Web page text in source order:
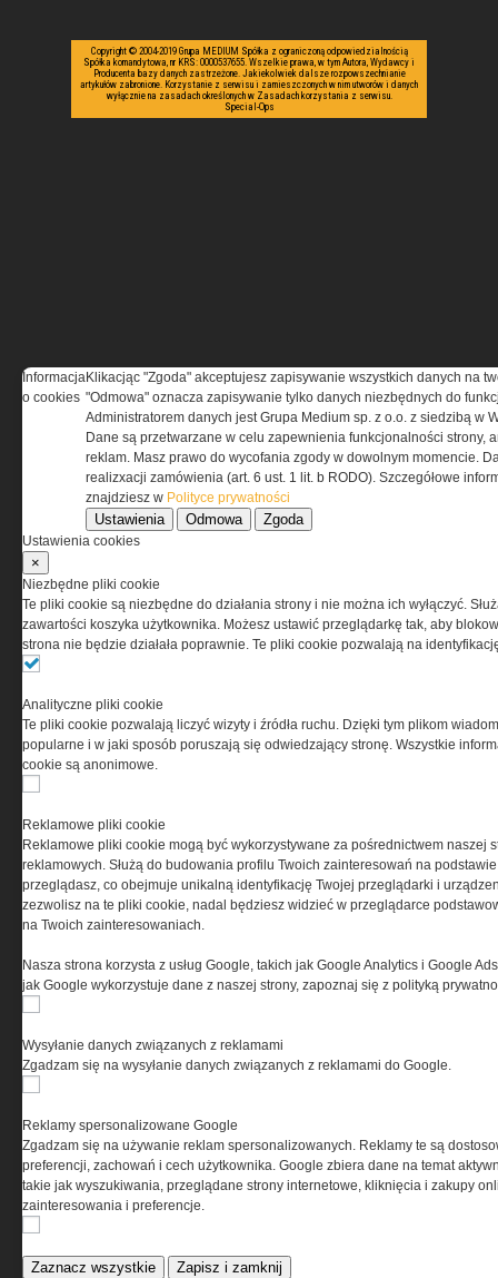
Copyright © 2004-2019 Grupa MEDIUM Spółka z ograniczoną odpowiedzialnością
Spółka komandytowa, nr KRS: 0000537655. Wszelkie prawa, w tym Autora, Wydawcy i
Producenta bazy danych zastrzeżone. Jakiekolwiek dalsze rozpowszechnianie
artykułów zabronione. Korzystanie z serwisu i zamieszczonych w nim utworów i danych
wyłącznie na zasadach określonych w Zasadach korzystania z serwisu.
Special-Ops
Informacja
o cookies
Klikacjąc "Zgoda" akceptujesz zapisywanie wszystkich danych na
"Odmowa" oznacza zapisywanie tylko danych niezbędnych do
Administratorem danych jest Grupa Medium sp. z o.o. z siedzibą w
Dane są przetwarzane w celu zapewnienia funkcjonalności strony,
reklam. Masz prawo do wycofania zgody w dowolnym momencie.
realizxacji zamówienia (art. 6 ust. 1 lit. b RODO). Szczegółowe
znajdziesz w Polityce prywatności
Ustawienia Odmowa Zgoda
Ustawienia cookies
×
Niezbędne pliki cookie
Te pliki cookie są niezbędne do działania strony i nie można ich wyłączyć.
zawartości koszyka użytkownika. Możesz ustawić przeglądarkę tak, aby
strona nie będzie działała poprawnie. Te pliki cookie pozwalają na
Analityczne pliki cookie
Te pliki cookie pozwalają liczyć wizyty i źródła ruchu. Dzięki tym plikom
popularne i w jaki sposób poruszają się odwiedzający stronę. Wszystkie
cookie są anonimowe.
Reklamowe pliki cookie
Reklamowe pliki cookie mogą być wykorzystywane za pośrednictwem naszej
reklamowych. Służą do budowania profilu Twoich zainteresowań na
przeglądasz, co obejmuje unikalną identyfikację Twojej przeglądarki i
zezwolisz na te pliki cookie, nadal będziesz widzieć w przeglądarce
na Twoich zainteresowaniach.
Nasza strona korzysta z usług Google, takich jak Google Analytics i Google
jak Google wykorzystuje dane z naszej strony, zapoznaj się z polityką
Wysyłanie danych związanych z reklamami
Zgadzam się na wysyłanie danych związanych z reklamami do Google.
Reklamy spersonalizowane Google
Zgadzam się na używanie reklam spersonalizowanych. Reklamy te są
preferencji, zachowań i cech użytkownika. Google zbiera dane na temat
takie jak wyszukiwania, przeglądane strony internetowe, kliknięcia i zakupy
zainteresowania i preferencje.
Zaznacz wszystkie Zapisz i zamknij